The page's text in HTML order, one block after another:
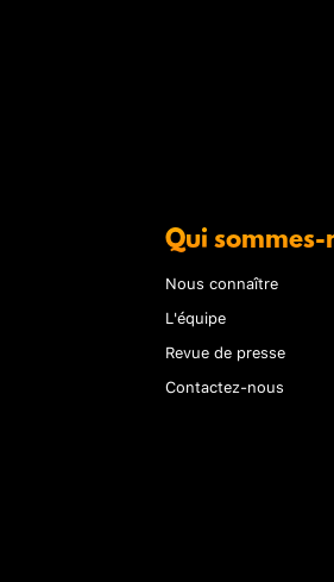
Qui sommes-
Nous connaître
L'équipe
Revue de presse
Contactez-nous